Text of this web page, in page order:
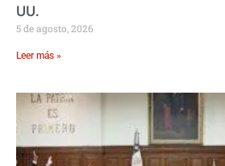
UU.
5 de agosto, 2026
Leer más »